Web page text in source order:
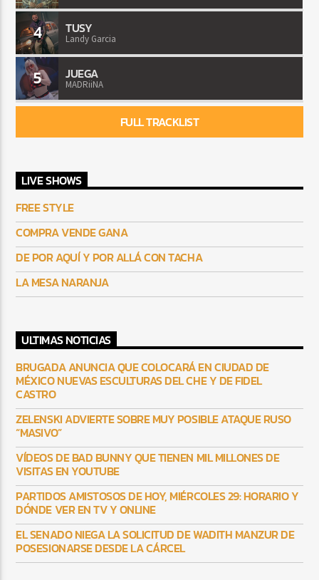
4 TUSY
Landy Garcia
5 JUEGA
MADRiiNA
FULL TRACKLIST
LIVE SHOWS
FREE STYLE
COMPRA VENDE GANA
DE POR AQUÍ Y POR ALLÁ CON TACHA
LA MESA NARANJA
ULTIMAS NOTICIAS
BRUGADA ANUNCIA QUE COLOCARÁ EN CIUDAD DE
MÉXICO NUEVAS ESCULTURAS DEL CHE Y DE FIDEL
CASTRO
ZELENSKI ADVIERTE SOBRE MUY POSIBLE ATAQUE RUSO
“MASIVO”
VÍDEOS DE BAD BUNNY QUE TIENEN MIL MILLONES DE
VISITAS EN YOUTUBE
PARTIDOS AMISTOSOS DE HOY, MIÉRCOLES 29: HORARIO Y
DÓNDE VER EN TV Y ONLINE
EL SENADO NIEGA LA SOLICITUD DE WADITH MANZUR DE
POSESIONARSE DESDE LA CÁRCEL